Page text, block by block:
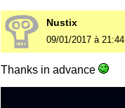
Nustix
09/01/2017 à 21:44
Thanks in advance